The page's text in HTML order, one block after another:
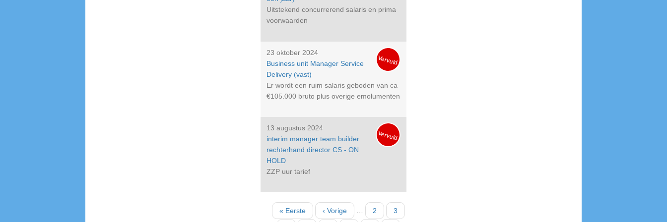
Uitstekend concurrerend salaris en prima
voorwaarden
Vervuld
23 oktober 2024
Business unit Manager Service
Delivery (vast)
Er wordt een ruim salaris geboden van ca
€105.000 bruto plus overige emolumenten
Vervuld
13 augustus 2024
interim manager team builder
rechterhand director CS - ON
HOLD
ZZP uur tarief
PaginatieEerste
« Eerste
Vorige
‹ Vorige … Pagina
2 Pagina
3